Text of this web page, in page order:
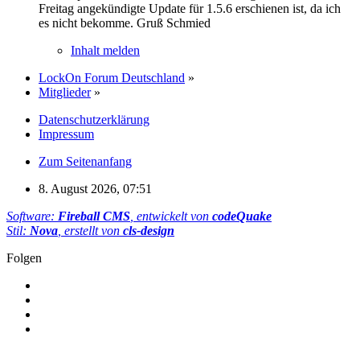
Freitag angekündigte Update für 1.5.6 erschienen ist, da ich
es nicht bekomme. Gruß Schmied
Inhalt melden
LockOn Forum Deutschland »
Mitglieder »
Datenschutzerklärung
Impressum
Zum Seitenanfang
8. August 2026, 07:51
Software: Fireball CMS, entwickelt von codeQuake
Stil: Nova, erstellt von cls-design
Folgen